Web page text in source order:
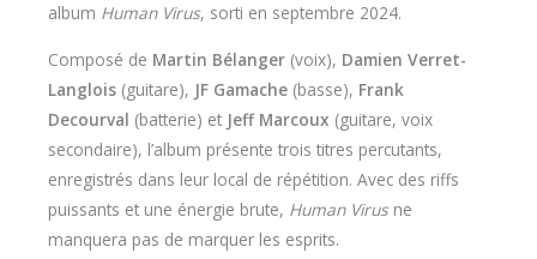
album Human Virus, sorti en septembre 2024.
Composé de Martin Bélanger (voix), Damien Verret-
Langlois (guitare), JF Gamache (basse), Frank
Decourval (batterie) et Jeff Marcoux (guitare, voix
secondaire), l’album présente trois titres percutants,
enregistrés dans leur local de répétition. Avec des riffs
puissants et une énergie brute, Human Virusne
manquera pas de marquer les esprits.